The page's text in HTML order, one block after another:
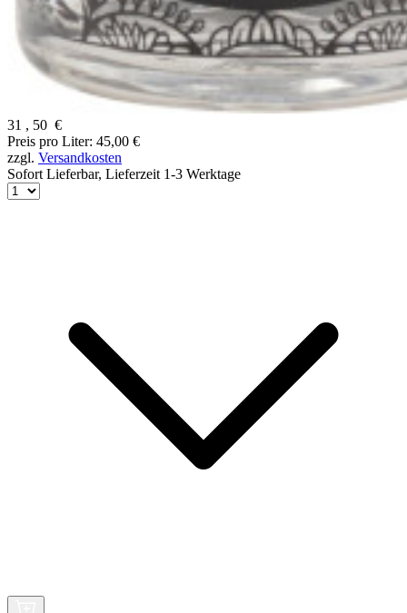
31 , 50 €
Preis pro Liter: 45,00 €
zzgl. Versandkosten
Sofort Lieferbar, Lieferzeit 1-3 Werktage